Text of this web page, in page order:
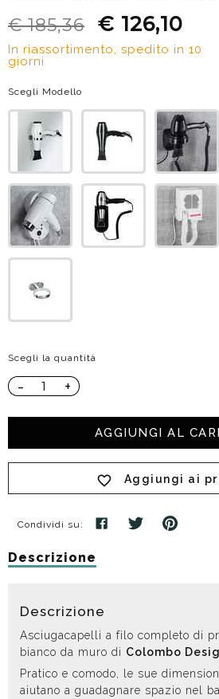
€ 185,36 € 126,10
In riassortimento, spedito in 10
giorni
Scegli Modello
Scegli la quantità
- +
AGGIUNGI AL
Aggiungi ai
Condividi su:
Descrizione
Descrizione
Asciugacapelli a filo completo di
bianco da muro di Colombo
Pratico e comodo, le sue
aiutano a guadagnare spazio nel